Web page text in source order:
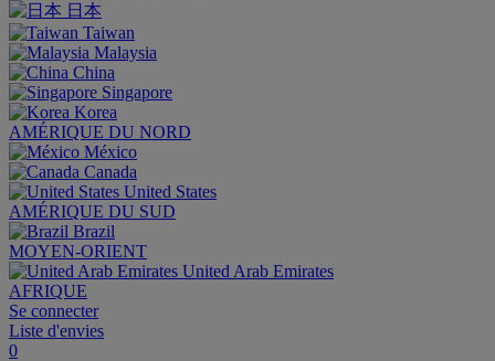
日本
Taiwan
Malaysia
China
Singapore
Korea
AMÉRIQUE DU NORD
México
Canada
United States
AMÉRIQUE DU SUD
Brazil
MOYEN-ORIENT
United Arab Emirates
AFRIQUE
Se connecter
Liste d'envies
0